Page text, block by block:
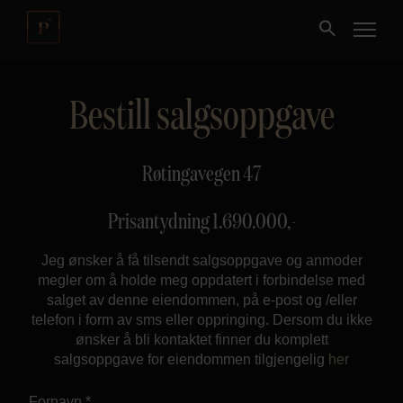
Kjøpe
Nybygg
Næring
Fritidseiendom
Finansiering
Bestill salgsoppgave
Røtingavegen 47
Prisantydning1.690.000,-
Jeg ønsker å få tilsendt salgsoppgave og anmoder
megler om å holde meg oppdatert i forbindelse med
salget av denne eiendommen, på e-post og /eller
telefon i form av sms eller oppringing. Dersom du ikke
ønsker å bli kontaktet finner du komplett
salgsoppgave for eiendommen tilgjengelig her